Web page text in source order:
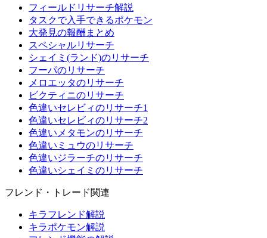
フィールドリサーチ解説
タスクで入手できるポケモン
大発見の報酬まとめ
スペシャルリサーチ
シェイミ(ランド)のリサーチ
フーパのリサーチ
メロエッタのリサーチ
ビクティニのリサーチ
色違いセレビィのリサーチ1
色違いセレビィのリサーチ2
色違いメタモンのリサーチ
色違いミュウのリサーチ
色違いジラーチのリサーチ
色違いシェイミのリサーチ
フレンド・トレード関連
キラフレンド解説
キラポケモン解説